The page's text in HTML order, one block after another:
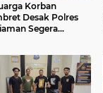
Korban
Desak Polres
Segera